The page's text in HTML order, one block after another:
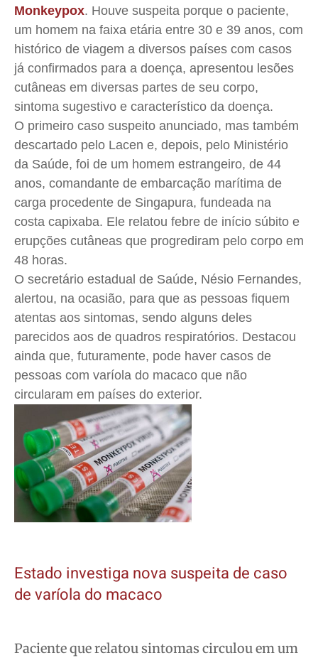
Monkeypox. Houve suspeita porque o paciente,
um homem na faixa etária entre 30 e 39 anos, com
histórico de viagem a diversos países com casos
já confirmados para a doença, apresentou lesões
cutâneas em diversas partes de seu corpo,
sintoma sugestivo e característico da doença.
O primeiro caso suspeito anunciado, mas também
descartado pelo Lacen e, depois, pelo Ministério
da Saúde, foi de um homem estrangeiro, de 44
anos, comandante de embarcação marítima de
carga procedente de Singapura, fundeada na
costa capixaba. Ele relatou febre de início súbito e
erupções cutâneas que progrediram pelo corpo em
48 horas.
O secretário estadual de Saúde, Nésio Fernandes,
alertou, na ocasião, para que as pessoas fiquem
atentas aos sintomas, sendo alguns deles
parecidos aos de quadros respiratórios. Destacou
ainda que, futuramente, pode haver casos de
pessoas com varíola do macaco que não
circularam em países do exterior.
Estado investiga nova suspeita de caso
de varíola do macaco
Paciente que relatou sintomas circulou em um